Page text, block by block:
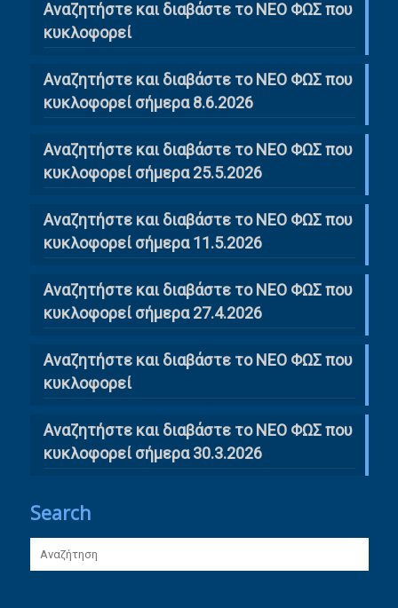
Αναζητήστε και διαβάστε το NΕΟ ΦΩΣ που
κυκλοφορεί
Αναζητήστε και διαβάστε το ΝΕΟ ΦΩΣ που
κυκλοφορεί σήμερα 8.6.2026
Αναζητήστε και διαβάστε το ΝΕΟ ΦΩΣ που
κυκλοφορεί σήμερα 25.5.2026
Αναζητήστε και διαβάστε το ΝΕΟ ΦΩΣ που
κυκλοφορεί σήμερα 11.5.2026
Αναζητήστε και διαβάστε το ΝΕΟ ΦΩΣ που
κυκλοφορεί σήμερα 27.4.2026
Αναζητήστε και διαβάστε το ΝΕΟ ΦΩΣ που
κυκλοφορεί
Αναζητήστε και διαβάστε το ΝΕΟ ΦΩΣ που
κυκλοφορεί σήμερα 30.3.2026
Search